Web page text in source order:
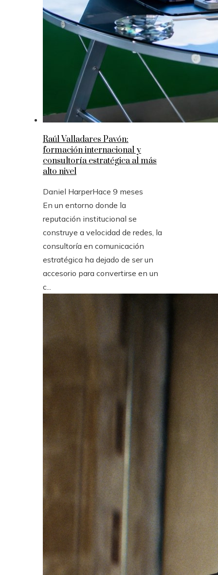
Raúl Valladares Pavón:
formación internacional y
consultoría estratégica al más
alto nivel
Daniel HarperHace 9 meses
En un entorno donde la
reputación institucional se
construye a velocidad de redes, la
consultoría en comunicación
estratégica ha dejado de ser un
accesorio para convertirse en un
c...